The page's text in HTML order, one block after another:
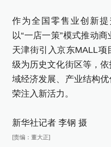
作为全国零售业创新
以“一店一策”模式推动
天津街引入京东MALL
级为历史文化街区等，
域经济发展、产业结构
荣注入新活力。
新华社记者 李钢 摄
[责编：董大正]